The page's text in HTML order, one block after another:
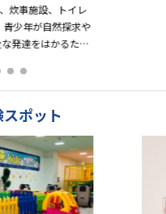
炊事施設、トイレ
少年が自然探求や
発達をはかるため
ポット